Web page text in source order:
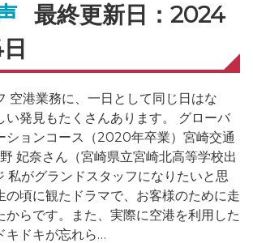
最終更新日：2024
空港業務に、一日として同じ日はな
い発見もたくさんあります。 グローバ
ションコース（2020年卒業）宮崎交通
妃奈さん（宮崎県立宮崎北高等学校出
私がグランドスタッフになりたいと思
の頃に観たドラマで、お客様のために走
からです。また、実際に空港を利用した
キドキが忘れら…